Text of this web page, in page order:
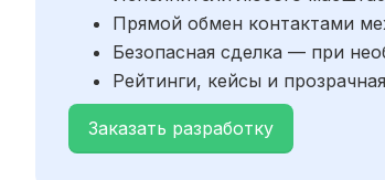
Прямой обмен контактами
Безопасная сделка — при
Рейтинги, кейсы и
Заказать разработку